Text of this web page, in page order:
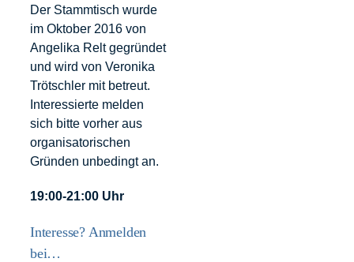
Der Stammtisch wurde
im Oktober 2016 von
Angelika Relt gegründet
und wird von Veronika
Trötschler mit betreut.
Interessierte melden
sich bitte vorher aus
organisatorischen
Gründen unbedingt an.
19:00-21:00 Uhr
Interesse? Anmelden
bei…